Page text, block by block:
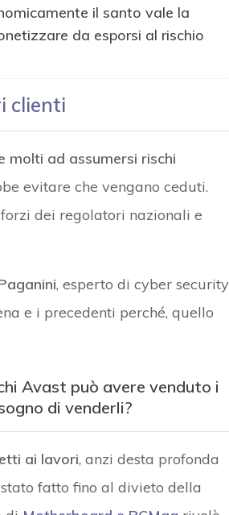
il santo vale la
da esporsi al rischio
clienti
molti ad assumersi rischi
evitare che vengano ceduti.
dei regolatori nazionali e
, esperto di cyber security
e i precedenti perché, quello
Avast può avere venduto i
di venderli?
ai lavori, anzi desta profonda
fatto fino al divieto della